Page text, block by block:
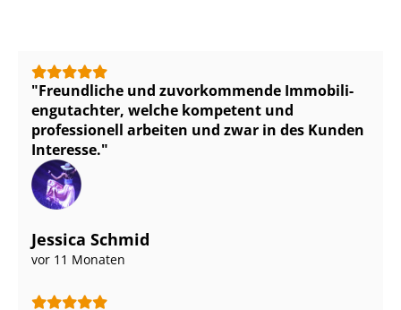
Freundliche und zuvorkommende Im­mo­bi­li­
en­gut­ach­ter, welche kompetent und
professionell arbeiten und zwar in des Kunden
Interesse.
Jessica Schmid
vor 11 Monaten